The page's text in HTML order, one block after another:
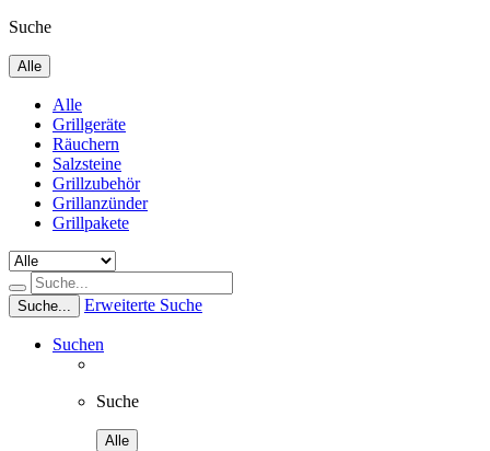
Suche
Alle
Alle
Grillgeräte
Räuchern
Salzsteine
Grillzubehör
Grillanzünder
Grillpakete
Suche... Erweiterte Suche
Suchen
Suche
Alle